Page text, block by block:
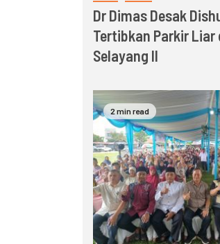
Dr Dimas Desak
Tertibkan Parkir Liar
Selayang II
2 min read